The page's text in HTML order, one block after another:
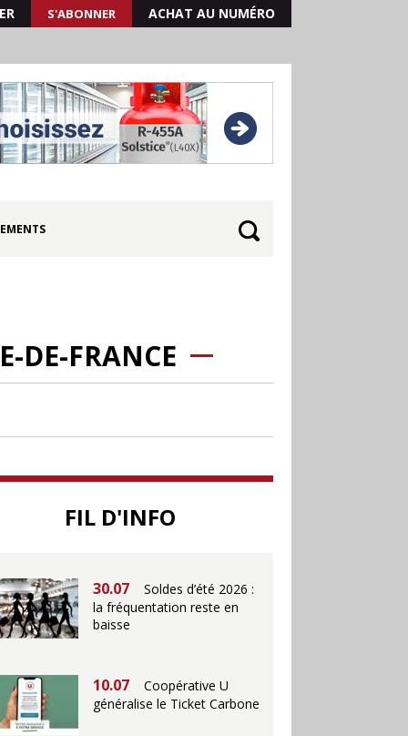
S'ABONNER ACHAT AU NUMÉRO
DE-FRANCE
FIL D'INFO
30.06
Canicule : les
soutenir le commerce
magasin à La Défense
30.07
Soldes d’été 2026 :
la fréquentation reste en
baisse
10.07
Coopérative U
généralise le Ticket Carbone